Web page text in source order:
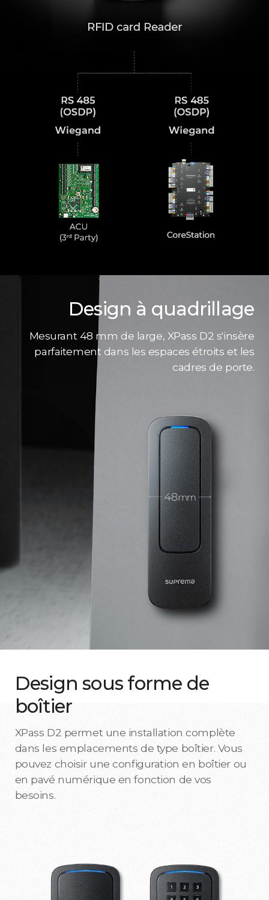
Design à quadrillage
Mesurant 48 mm de large, XPass D2 s'insère
parfaitement dans les espaces étroits et les
cadres de porte.
Design sous forme de
boîtier
XPass D2 permet une installation complète
dans les emplacements de type boîtier. Vous
pouvez choisir une configuration en boîtier ou
en pavé numérique en fonction de vos
besoins.